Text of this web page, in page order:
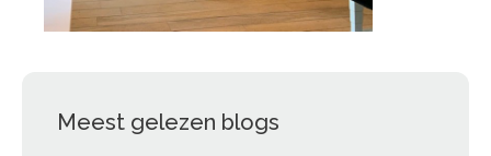
Meest gelezen blogs